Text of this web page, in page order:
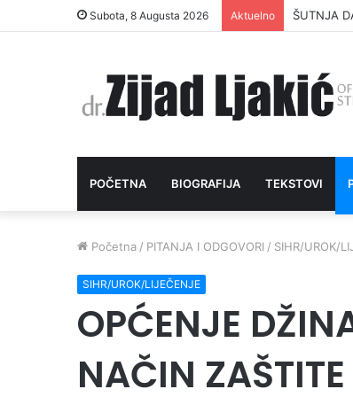
Subota, 8 Augusta 2026 Aktuelno ŠUTNJA
POČETNA BIOGRAFIJA TEKSTOVI
Početna / PITANJA I ODGOVORI / SIHR/UROK/
SIHR/UROK/LIJEČENJE
OPĆENJE
NAČIN